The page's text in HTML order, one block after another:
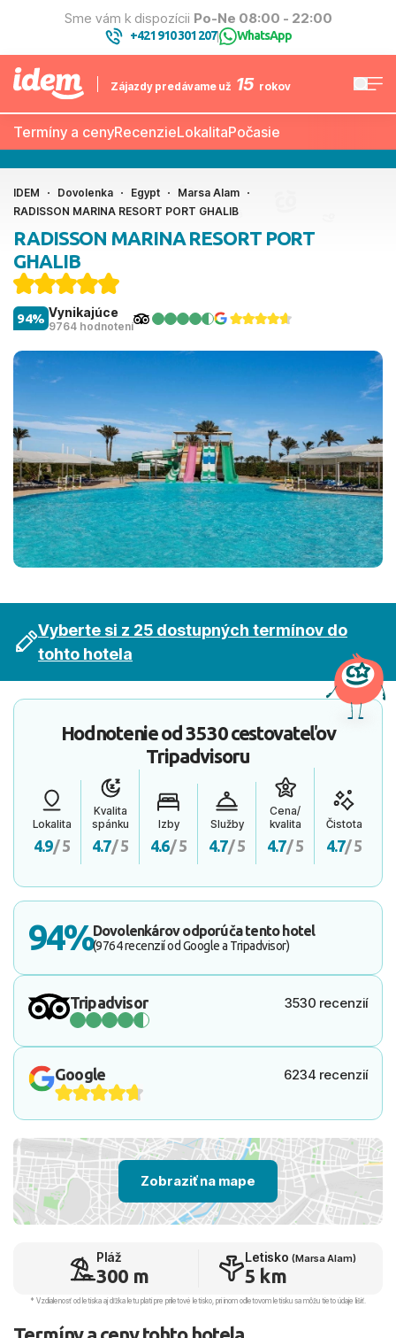
Sme vám k dispozícii Po-Ne 08:00 - 22:00
+421 910 301 207| WhatsApp
Zájazdy predávame už 15 rokov
Termíny a cenyRecenzieLokalitaPočasie
IDEM Dovolenka Egypt
Marsa Alam
RADISSON MARINA RESORT PORT GHALIB
RADISSON MARINA RESORT PORT
GHALIB
Vynikajúce
9764 hodnotení
94%
Vyberte si z 25 dostupných termínov do
tohto hotela
Hodnotenie od3530 cestovateľov
Tripadvisoru
Lokalita
4.9/ 5
Kvalita
spánku
4.7/ 5
Izby
4.6/ 5
Služby
4.7/ 5
Cena/
kvalita
4.7/ 5
Čistota
4.7/ 5
94%Dovolenkárov odporúča tento hotel
(9764 recenzií od Google a Tripadvisor)
Tripadvisor 3530 recenzií
Google 6234 recenzií
Zobraziť na mape
Pláž
300 m
Letisko (Marsa Alam)
5 km
* Vzdialenosť od letiska aj dľžka letu platí pre príletové letisko, pri inom odletovom letisku sa môžu tieto údaje líšiť.